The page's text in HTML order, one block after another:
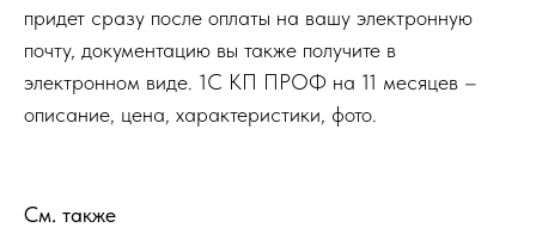
придет сразу после оплаты на вашу электронную
почту, документацию вы также получите в
электронном виде. 1С КП ПРОФ на 11 месяцев –
описание, цена, характеристики, фото.
См. также